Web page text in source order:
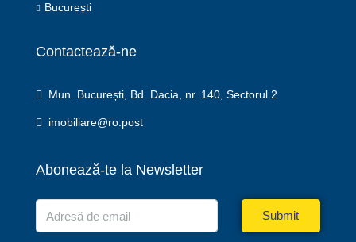
București
Contactează-ne
Mun. București, Bd. Dacia, nr. 140, Sectorul 2
imobiliare@ro.post
Abonează-te la Newsletter
Submit